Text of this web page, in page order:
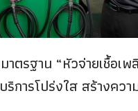
าตรฐาน “หัวจ่ายเชื้อเ
การโปร่งใส สร้างควา